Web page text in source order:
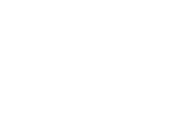
W naszej witrynie opinie